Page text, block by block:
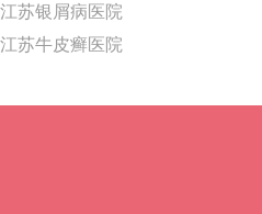
江苏银屑病医院
江苏牛皮癣医院